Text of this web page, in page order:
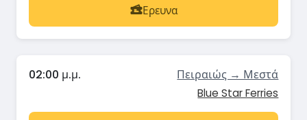
Ερευνα
02:00 μ.μ. Πειραιώς → Μεστά
Blue Star Ferries